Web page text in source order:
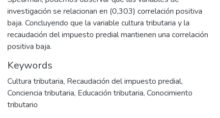
investigación se relacionan en (0,303) correlación positiva
baja. Concluyendo que la variable cultura tributaria y la
recaudación del impuesto predial mantienen una correlación
positiva baja.
Keywords
Cultura tributaria, Recaudación del impuesto predial,
Conciencia tributaria, Educación tributaria, Conocimiento
tributario